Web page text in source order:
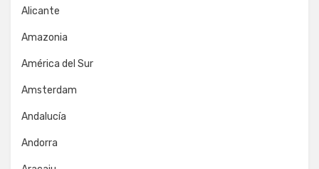
Alicante
Amazonia
América del Sur
Amsterdam
Andalucía
Andorra